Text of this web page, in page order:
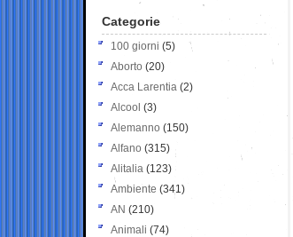
Categorie
100 giorni (5)
Aborto (20)
Acca Larentia (2)
Alcool (3)
Alemanno (150)
Alfano (315)
Alitalia (123)
Ambiente (341)
AN (210)
Animali (74)